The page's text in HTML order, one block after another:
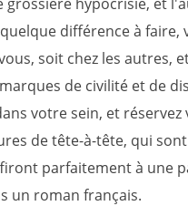
différence à faire,
soit chez les autres,
de civilité et de
votre sein, et réservez
de tête-à-tête, qui
parfaitement à une
un roman français.